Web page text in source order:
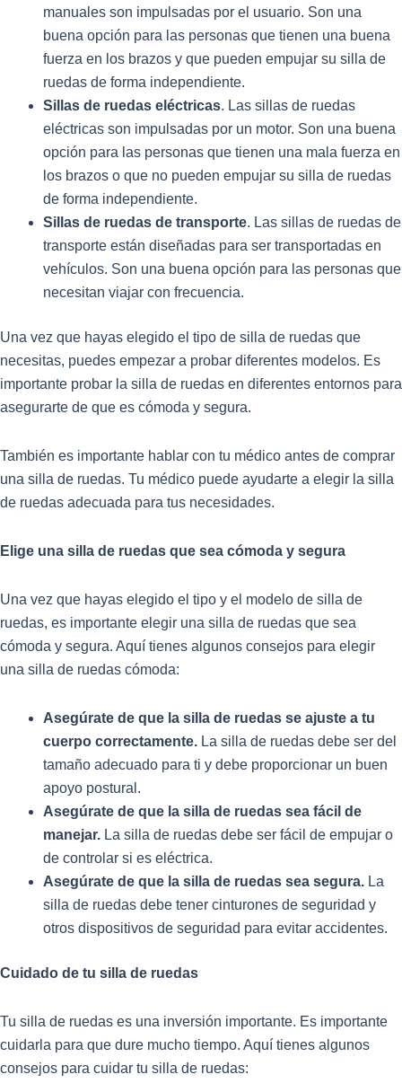
manuales son impulsadas por el usuario. Son una
buena opción para las personas que tienen una buena
fuerza en los brazos y que pueden empujar su silla de
ruedas de forma independiente.
Sillas de ruedas eléctricas. Las sillas de ruedas
eléctricas son impulsadas por un motor. Son una buena
opción para las personas que tienen una mala fuerza en
los brazos o que no pueden empujar su silla de ruedas
de forma independiente.
Sillas de ruedas de transporte. Las sillas de ruedas de
transporte están diseñadas para ser transportadas en
vehículos. Son una buena opción para las personas que
necesitan viajar con frecuencia.
Una vez que hayas elegido el tipo de silla de ruedas que
necesitas, puedes empezar a probar diferentes modelos. Es
importante probar la silla de ruedas en diferentes entornos para
asegurarte de que es cómoda y segura.
También es importante hablar con tu médico antes de comprar
una silla de ruedas. Tu médico puede ayudarte a elegir la silla
de ruedas adecuada para tus necesidades.
Elige una silla de ruedas que sea cómoda y segura
Una vez que hayas elegido el tipo y el modelo de silla de
ruedas, es importante elegir una silla de ruedas que sea
cómoda y segura. Aquí tienes algunos consejos para elegir
una silla de ruedas cómoda:
Asegúrate de que la silla de ruedas se ajuste a tu
cuerpo correctamente. La silla de ruedas debe ser del
tamaño adecuado para ti y debe proporcionar un buen
apoyo postural.
Asegúrate de que la silla de ruedas sea fácil de
manejar. La silla de ruedas debe ser fácil de empujar o
de controlar si es eléctrica.
Asegúrate de que la silla de ruedas sea segura. La
silla de ruedas debe tener cinturones de seguridad y
otros dispositivos de seguridad para evitar accidentes.
Cuidado de tu silla de ruedas
Tu silla de ruedas es una inversión importante. Es importante
cuidarla para que dure mucho tiempo. Aquí tienes algunos
consejos para cuidar tu silla de ruedas: